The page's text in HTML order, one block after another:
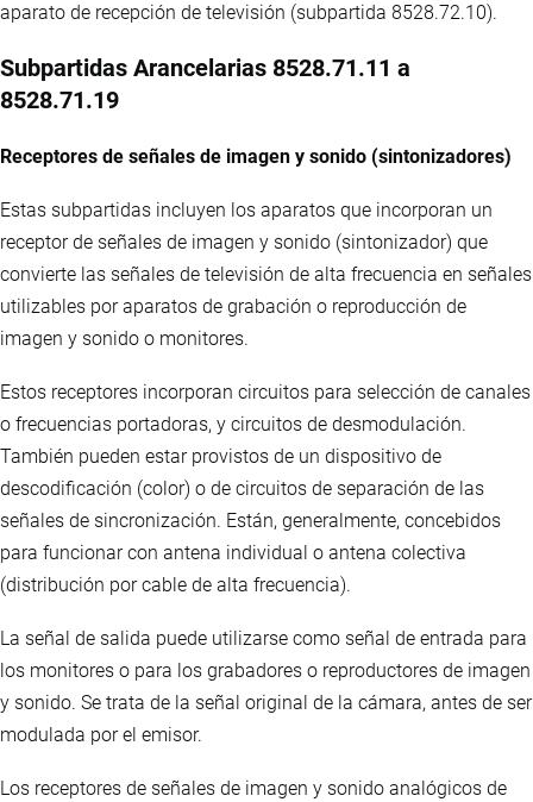
aparato de recepción de televisión (subpartida 8528.72.10).
Subpartidas Arancelarias 8528.71.11 a
8528.71.19
Receptores de señales de imagen y sonido (sintonizadores)
Estas subpartidas incluyen los aparatos que incorporan un
receptor de señales de imagen y sonido (sintonizador) que
convierte las señales de televisión de alta frecuencia en señales
utilizables por aparatos de grabación o reproducción de
imagen y sonido o monitores.
Estos receptores incorporan circuitos para selección de canales
o frecuencias portadoras, y circuitos de desmodulación.
También pueden estar provistos de un dispositivo de
descodificación (color) o de circuitos de separación de las
señales de sincronización. Están, generalmente, concebidos
para funcionar con antena individual o antena colectiva
(distribución por cable de alta frecuencia).
La señal de salida puede utilizarse como señal de entrada para
los monitores o para los grabadores o reproductores de imagen
y sonido. Se trata de la señal original de la cámara, antes de ser
modulada por el emisor.
Los receptores de señales de imagen y sonido analógicos de